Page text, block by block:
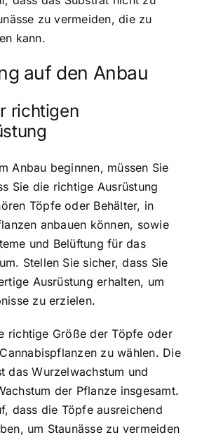
zu vermeiden, die zu
kann.
auf den Anbau
richtigen
Anbau beginnen, müssen Sie
Sie die richtige Ausrüstung
Töpfe oder Behälter, in
anbauen können, sowie
und Belüftung für das
Stellen Sie sicher, dass Sie
Ausrüstung erhalten, um
zu erzielen.
richtige Größe der Töpfe oder
zu wählen. Die
das Wurzelwachstum und
der Pflanze insgesamt.
dass die Töpfe ausreichend
um Staunässe zu vermeiden